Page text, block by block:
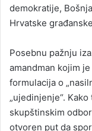
demokratije,
Hrvatske
Posebnu pažnju
amandman kojim
formulacija o
„ujedinjenje“.
skupštinskim
otvoren put da